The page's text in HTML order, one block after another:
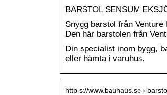
BARSTOL SENSUM
Snygg barstol från
Den här barstolen från
Din specialist inom bygg,
eller hämta i varuhus.
http s://www.bauhaus.se ›